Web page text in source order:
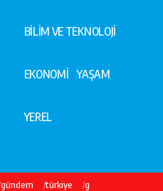
BİLİM VE TEKNOLOJİ
EKONOMİ YAŞAM
YEREL
gündem türkiye galatasaray